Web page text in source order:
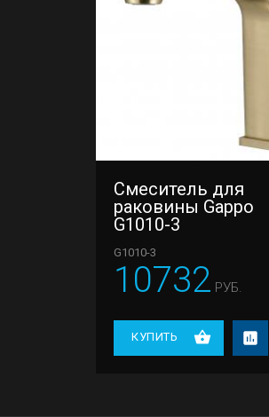
Смеситель для
раковины Gappo
G1010-3
G1010-3
10732 РУБ.
КУПИТЬ